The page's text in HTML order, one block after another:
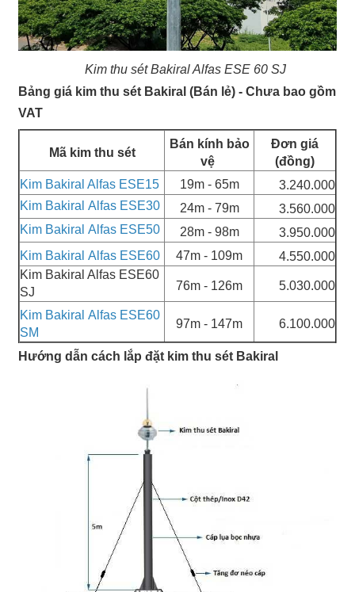
Kim thu sét Bakiral Alfas ESE 60 SJ
Bảng giá kim thu sét Bakiral (Bán lẻ) - Chưa bao gồm
VAT
Mã kim thu sét
Bán kính bảo
vệ
Đơn giá
(đồng)
Kim Bakiral Alfas ESE15
19m - 65m
3.240.000
Kim Bakiral Alfas ESE30
24m - 79m
3.560.000
Kim Bakiral Alfas ESE50
28m - 98m
3.950.000
Kim Bakiral Alfas ESE60
47m - 109m
4.550.000
Kim Bakiral Alfas ESE60
SJ
76m - 126m 5.030.000
Kim Bakiral Alfas ESE60
SM
97m - 147m 6.100.000
Hướng dẫn cách lắp đặt kim thu sét Bakiral